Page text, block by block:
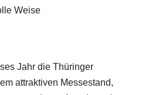
Weise
Jahr die Thüringer
attraktiven Messestand,